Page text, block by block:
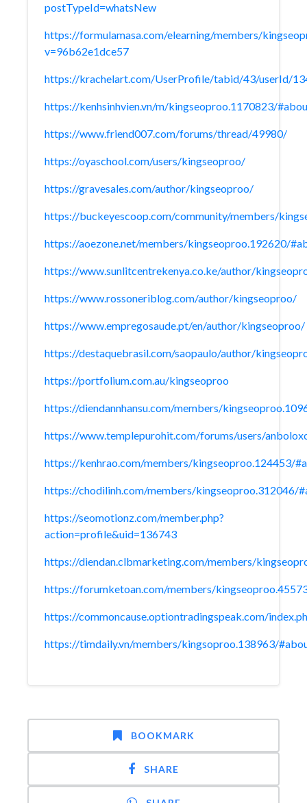
postTypeId=whatsNew
https://formulamasa.com/elearning/members/
v=96b62e1dce57
https://krachelart.com/UserProfile/tabid/43/userId/
https://kenhsinhvien.vn/m/kingseoproo.1170823/
https://www.friend007.com/forums/thread/49980/
https://oyaschool.com/users/kingseoproo/
https://gravesales.com/author/kingseoproo/
https://buckeyescoop.com/community/members/
https://aoezone.net/members/kingseoproo.192620/
https://www.sunlitcentrekenya.co.ke/author/
https://www.rossoneriblog.com/author/kingseoproo/
https://www.empregosaude.pt/en/author/kingseoproo/
https://destaquebrasil.com/saopaulo/author/
https://portfolium.com.au/kingseoproo
https://diendannhansu.com/members/
https://www.templepurohit.com/forums/users/
https://kenhrao.com/members/kingseoproo.124453/
https://chodilinh.com/members/kingseoproo.312046/
https://seomotionz.com/member.php?
action=profile&uid=136743
https://diendan.clbmarketing.com/members/
https://forumketoan.com/members/
https://commoncause.optiontradingspeak.com/
https://timdaily.vn/members/kingsoproo.138963/
BOOKMARK
SHARE